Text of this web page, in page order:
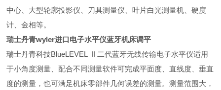
中心、大型轮廓投影仪、刀具测量仪、叶片白光测量机、硬度
计、金相等。
瑞士丹青wyler进口电子水平仪蓝牙机床调平
瑞士丹青科技BlueLEVEL II 二代蓝牙无线传输电子水平仪适用
于小角度测量、配合不同测量软件可完成平面度、直线度、垂直
度的测量，也可满足机床零部件几何误差的测量。测量范围大，